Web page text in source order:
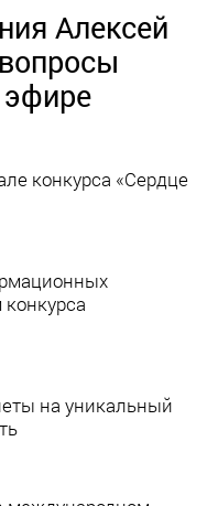
Алексей
конкурса «Сердце
на уникальный